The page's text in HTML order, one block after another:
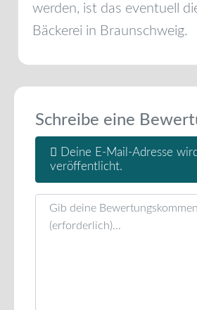
werden, ist das eventuell
Bäckerei in Braunschweig.
Schreibe eine
Deine E-Mail-Adresse
veröffentlicht.
Rezensionstext